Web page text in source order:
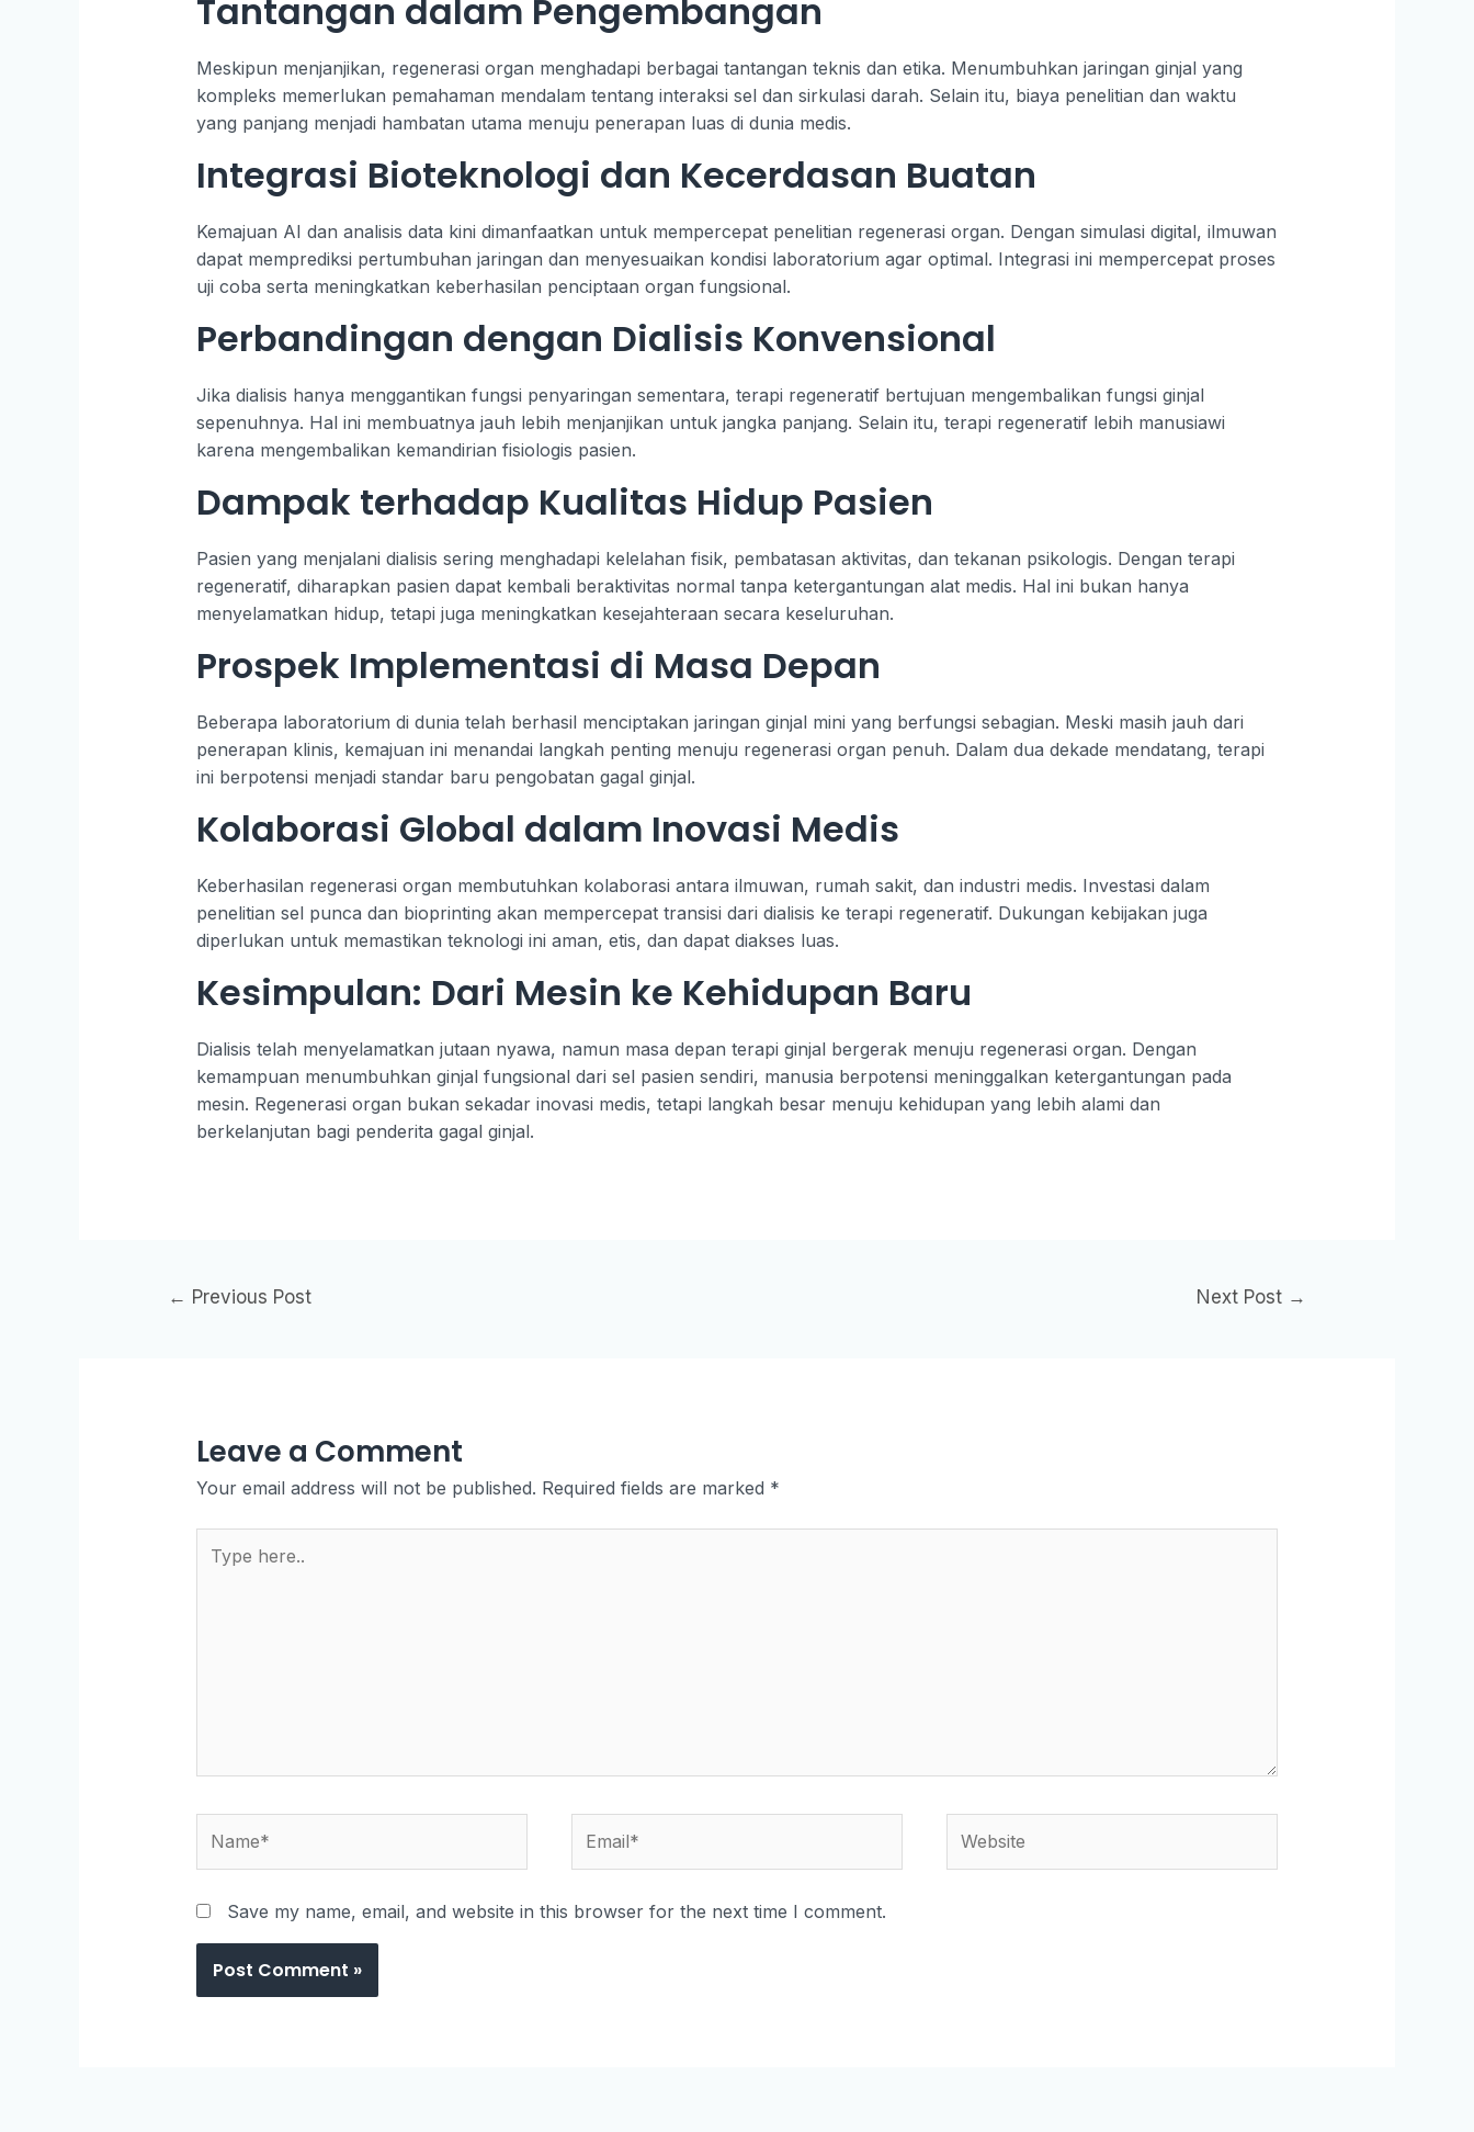
Tantangan dalam Pengembangan
Meskipun menjanjikan, regenerasi organ menghadapi berbagai tantangan teknis dan etika. Menumbuhkan jaringan ginjal yang
kompleks memerlukan pemahaman mendalam tentang interaksi sel dan sirkulasi darah. Selain itu, biaya penelitian dan waktu
yang panjang menjadi hambatan utama menuju penerapan luas di dunia medis.
Integrasi Bioteknologi dan Kecerdasan Buatan
Kemajuan AI dan analisis data kini dimanfaatkan untuk mempercepat penelitian regenerasi organ. Dengan simulasi digital, ilmuwan
dapat memprediksi pertumbuhan jaringan dan menyesuaikan kondisi laboratorium agar optimal. Integrasi ini mempercepat proses
uji coba serta meningkatkan keberhasilan penciptaan organ fungsional.
Perbandingan dengan Dialisis Konvensional
Jika dialisis hanya menggantikan fungsi penyaringan sementara, terapi regeneratif bertujuan mengembalikan fungsi ginjal
sepenuhnya. Hal ini membuatnya jauh lebih menjanjikan untuk jangka panjang. Selain itu, terapi regeneratif lebih manusiawi
karena mengembalikan kemandirian fisiologis pasien.
Dampak terhadap Kualitas Hidup Pasien
Pasien yang menjalani dialisis sering menghadapi kelelahan fisik, pembatasan aktivitas, dan tekanan psikologis. Dengan terapi
regeneratif, diharapkan pasien dapat kembali beraktivitas normal tanpa ketergantungan alat medis. Hal ini bukan hanya
menyelamatkan hidup, tetapi juga meningkatkan kesejahteraan secara keseluruhan.
Prospek Implementasi di Masa Depan
Beberapa laboratorium di dunia telah berhasil menciptakan jaringan ginjal mini yang berfungsi sebagian. Meski masih jauh dari
penerapan klinis, kemajuan ini menandai langkah penting menuju regenerasi organ penuh. Dalam dua dekade mendatang, terapi
ini berpotensi menjadi standar baru pengobatan gagal ginjal.
Kolaborasi Global dalam Inovasi Medis
Keberhasilan regenerasi organ membutuhkan kolaborasi antara ilmuwan, rumah sakit, dan industri medis. Investasi dalam
penelitian sel punca dan bioprinting akan mempercepat transisi dari dialisis ke terapi regeneratif. Dukungan kebijakan juga
diperlukan untuk memastikan teknologi ini aman, etis, dan dapat diakses luas.
Kesimpulan: Dari Mesin ke Kehidupan Baru
Dialisis telah menyelamatkan jutaan nyawa, namun masa depan terapi ginjal bergerak menuju regenerasi organ. Dengan
kemampuan menumbuhkan ginjal fungsional dari sel pasien sendiri, manusia berpotensi meninggalkan ketergantungan pada
mesin. Regenerasi organ bukan sekadar inovasi medis, tetapi langkah besar menuju kehidupan yang lebih alami dan
berkelanjutan bagi penderita gagal ginjal.
← Previous Post Next Post →
Leave a Comment
Your email address will not be published. Required fields are marked *
Save my name, email, and website in this browser for the next time I comment.